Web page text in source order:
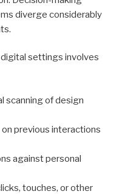
diverge considerably
settings involves
scanning of design
previous interactions
against personal
touches, or other